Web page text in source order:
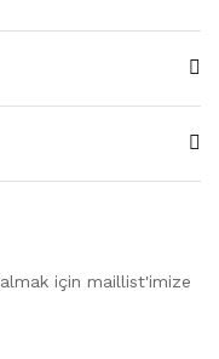
için maillist'imize